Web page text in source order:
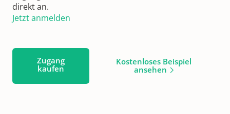
direkt an.
Jetzt anmelden
Zugang
kaufen
Kostenloses Beispiel
ansehen